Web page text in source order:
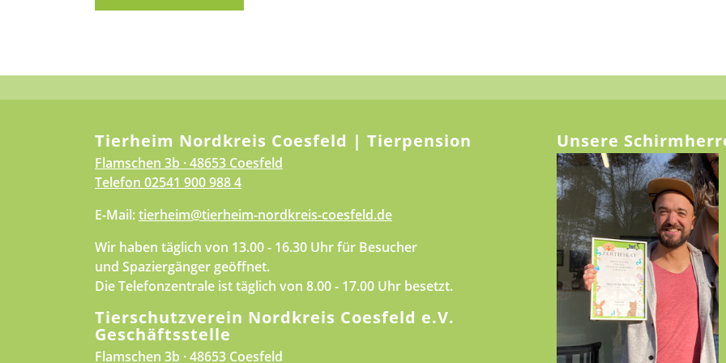
Tierheim Nordkreis Coesfeld | Tierpension
Flamschen 3b · 48653 Coesfeld
Telefon 02541 900 988 4
E-Mail:tierheim@tierheim-nordkreis-coesfeld.de
Wir haben täglich von 13.00 - 16.30 Uhr für Besucher
und Spaziergänger geöffnet.
Die Telefonzentrale ist täglich von 8.00 - 17.00 Uhr besetzt.
Tierschutzverein Nordkreis Coesfeld e.V.
Geschäftsstelle
Flamschen 3b · 48653 Coesfeld
Unsere